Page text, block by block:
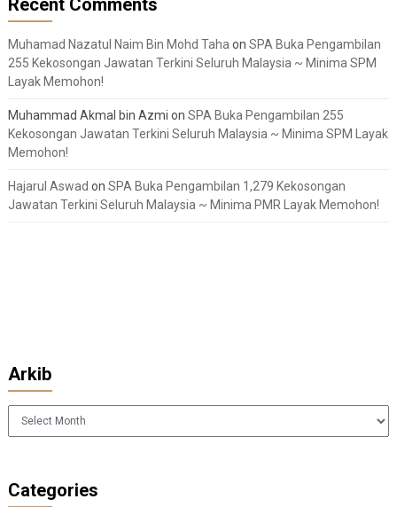
Recent Comments
Muhamad Nazatul Naim Bin Mohd Tahaon SPA Buka Pengambilan
255 Kekosongan Jawatan Terkini Seluruh Malaysia ~ Minima SPM
Layak Memohon!
Muhammad Akmal bin Azmi on SPA Buka Pengambilan 255
Kekosongan Jawatan Terkini Seluruh Malaysia ~ Minima SPM Layak
Memohon!
Hajarul Aswad on SPA Buka Pengambilan 1,279 Kekosongan
Jawatan Terkini Seluruh Malaysia ~ Minima PMR Layak Memohon!
Arkib
Arkib
Categories